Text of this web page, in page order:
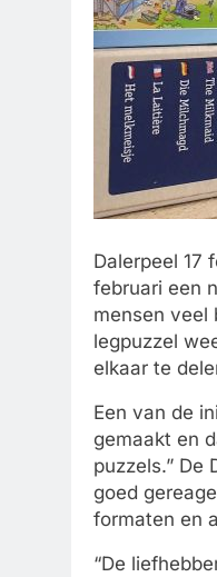
Dalerpeel 17
februari een
mensen veel
legpuzzel
elkaar te
Een van de
gemaakt en
puzzels.” De
goed
formaten en
“De